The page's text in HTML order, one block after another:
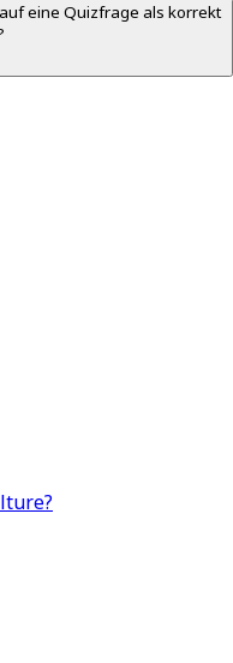
eine Quizfrage als korrekt